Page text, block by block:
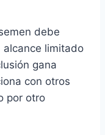
debe
alcance limitado
gana
con otros
por otro